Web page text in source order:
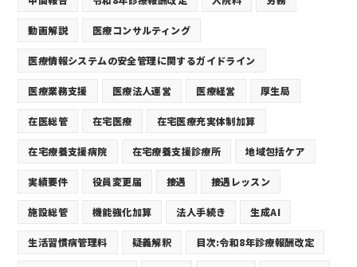
動画解説 医療コンサルティング
医療情報システムの安全管理に関するガイドライン
医療業務支援 医療法人運営 医療経営 厚生局
在医総管 在宅医療 在宅医療充実体制加算
在宅療養支援病院 在宅療養支援診療所 地域包括ケア
実績要件 役員変更届 接遇 接遇レッスン
施設総管 機能強化加算 法人手続き 生成AI
生活習慣病管理料 疑義解釈 目次:令和8年診療報酬改定